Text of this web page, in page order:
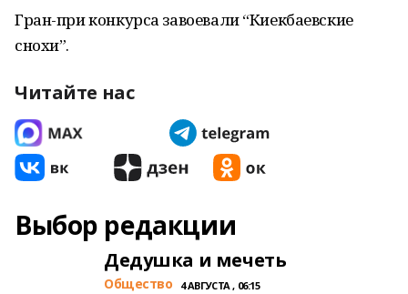
Гран-при конкурса завоевали “Киекбаевские
снохи”.
Читайте нас
Выбор редакции
Дедушка и мечеть
Общество 4 АВГУСТА , 06:15